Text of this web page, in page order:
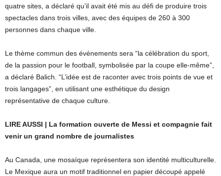
quatre sites, a déclaré qu’il avait été mis au défi de produire trois
spectacles dans trois villes, avec des équipes de 260 à 300
personnes dans chaque ville.
Le thème commun des événements sera “la célébration du sport,
de la passion pour le football, symbolisée par la coupe elle-même”,
a déclaré Balich. “L’idée est de raconter avec trois points de vue et
trois langages”, en utilisant une esthétique du design
représentative de chaque culture.
LIRE AUSSI | La formation ouverte de Messi et compagnie fait
venir un grand nombre de journalistes
Au Canada, une mosaïque représentera son identité multiculturelle.
Le Mexique aura un motif traditionnel en papier découpé appelé